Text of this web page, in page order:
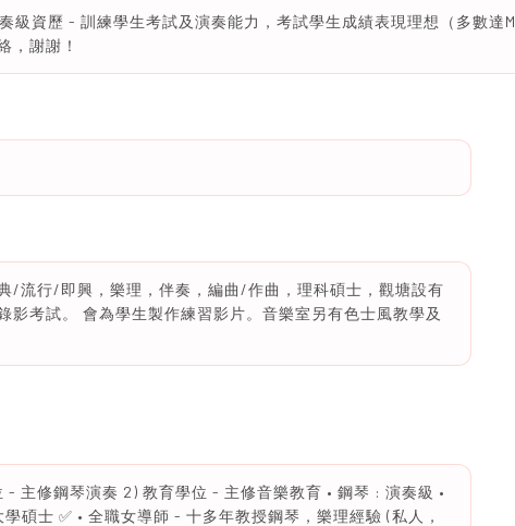
級資歷 - 訓練學生考試及演奏能力，考試學生成績表現理想（多數
，謝謝！
/流行/即興，樂理，伴奏，編曲/作曲，理科碩士，觀塘設有
影考試。 會為學生製作練習影片。音樂室另有色士風教學及
- 主修鋼琴演奏 2) 教育學位 - 主修音樂教育 • 鋼琴 : 演奏級 •
碩士 ✅ • 全職女導師 - 十多年教授鋼琴，樂理經驗 (私人，